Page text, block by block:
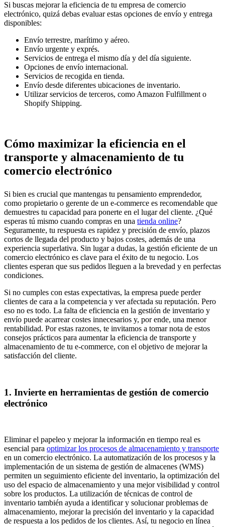
Si buscas mejorar la eficiencia de tu empresa de comercio
electrónico, quizá debas evaluar estas opciones de envío y entrega
disponibles:
Envío terrestre, marítimo y aéreo.
Envío urgente y exprés.
Servicios de entrega el mismo día y del día siguiente.
Opciones de envío internacional.
Servicios de recogida en tienda.
Envío desde diferentes ubicaciones de inventario.
Utilizar servicios de terceros, como Amazon Fulfillment o
Shopify Shipping.
Cómo maximizar la eficiencia en el
transporte y almacenamiento de tu
comercio electrónico
Si bien es crucial que mantengas tu pensamiento emprendedor,
como propietario o gerente de un e-commerce es recomendable que
demuestres tu capacidad para ponerte en el lugar del cliente. ¿Qué
esperas tú mismo cuando compras en una tienda online?
Seguramente, tu respuesta es rapidez y precisión de envío, plazos
cortos de llegada del producto y bajos costes, además de una
experiencia superlativa. Sin lugar a dudas, la gestión eficiente de un
comercio electrónico es clave para el éxito de tu negocio. Los
clientes esperan que sus pedidos lleguen a la brevedad y en perfectas
condiciones.
Si no cumples con estas expectativas, la empresa puede perder
clientes de cara a la competencia y ver afectada su reputación. Pero
eso no es todo. La falta de eficiencia en la gestión de inventario y
envío puede acarrear costes innecesarios y, por ende, una menor
rentabilidad. Por estas razones, te invitamos a tomar nota de estos
consejos prácticos para aumentar la eficiencia de transporte y
almacenamiento de tu e-commerce, con el objetivo de mejorar la
satisfacción del cliente.
1. Invierte en herramientas de gestión de comercio
electrónico
Eliminar el papeleo y mejorar la información en tiempo real es
esencial para optimizar los procesos de almacenamiento y transporte
en un comercio electrónico. La automatización de los procesos y la
implementación de un sistema de gestión de almacenes (WMS)
permiten un seguimiento eficiente del inventario, la optimización del
uso del espacio de almacenamiento y una mejor visibilidad y control
sobre los productos. La utilización de técnicas de control de
inventario también ayuda a identificar y solucionar problemas de
almacenamiento, mejorar la precisión del inventario y la capacidad
de respuesta a los pedidos de los clientes. Así, tu negocio en línea